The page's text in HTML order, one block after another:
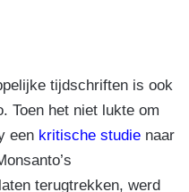
tijdschriften is ook
Toen het niet lukte om
een kritische studie naar
terugtrekken, werd